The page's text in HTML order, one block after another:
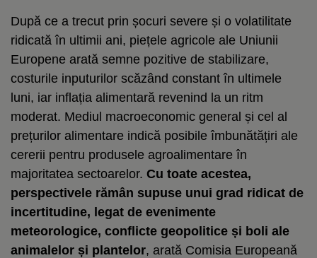
După ce a trecut prin șocuri severe și o volatilitate
ridicată în ultimii ani, piețele agricole ale Uniunii
Europene arată semne pozitive de stabilizare,
costurile inputurilor scăzând constant în ultimele
luni, iar inflația alimentară revenind la un ritm
moderat. Mediul macroeconomic general și cel al
prețurilor alimentare indică posibile îmbunătățiri ale
cererii pentru produsele agroalimentare în
majoritatea sectoarelor. Cu toate acestea,
perspectivele rămân supuse unui grad ridicat de
incertitudine, legat de evenimente
meteorologice, conflicte geopolitice și boli ale
animalelor și plantelor, arată Comisia Europeană